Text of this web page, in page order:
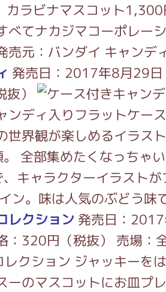
カラビナマスコット
べてナカジマコーポレー
元：バンダイ キャンデ
発売日：2017年8月29
）
ンディ入りフラットケー
世界観が楽しめるイラス
全部集めたくなっちゃ
キャラクターイラスト
ン。味は人気のぶどう味
レクション 発売日：
：320円（税抜） 売場：
ジャッキーを
ーのマスコットにお皿プ
みコンテンツ(クイズ・
ッキーズ！
こう しょくいんしつ
っこう 家庭科部